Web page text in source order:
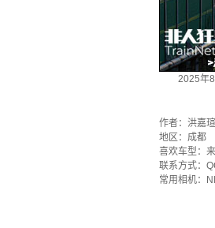
2025年
作者：洪嘉瑄
地区：成都
喜欢车型：
联系方式：
常用相机：